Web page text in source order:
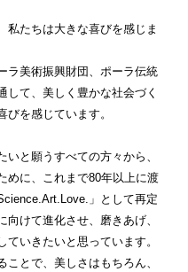
私たちは大きな喜びを感じま
ラ美術振興財団、ポーラ伝統
して、美しく豊かな社会づく
を感じています。
と願うすべての方々から、
めに、これまで80年以上に渡
」として再定
けて進化させ、磨きあげ、
いきたいと思っています。
とで、美しさはもちろん、